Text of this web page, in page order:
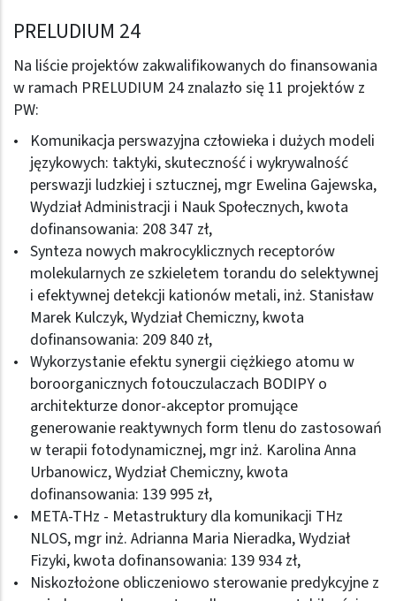
PRELUDIUM 24
Na liście projektów zakwalifikowanych do finansowania
w ramach PRELUDIUM 24 znalazło się 11 projektów z
PW:
Komunikacja perswazyjna człowieka i dużych modeli
językowych: taktyki, skuteczność i wykrywalność
perswazji ludzkiej i sztucznej, mgr Ewelina Gajewska,
Wydział Administracji i Nauk Społecznych, kwota
dofinansowania: 208 347 zł,
Synteza nowych makrocyklicznych receptorów
molekularnych ze szkieletem torandu do selektywnej
i efektywnej detekcji kationów metali, inż. Stanisław
Marek Kulczyk, Wydział Chemiczny, kwota
dofinansowania: 209 840 zł,
Wykorzystanie efektu synergii ciężkiego atomu w
boroorganicznych fotouczulaczach BODIPY o
architekturze donor-akceptor promujące
generowanie reaktywnych form tlenu do zastosowań
w terapii fotodynamicznej, mgr inż. Karolina Anna
Urbanowicz, Wydział Chemiczny, kwota
dofinansowania: 139 995 zł,
META-THz - Metastruktury dla komunikacji THz
NLOS, mgr inż. Adrianna Maria Nieradka, Wydział
Fizyki, kwota dofinansowania: 139 934 zł,
Niskozłożone obliczeniowo sterowanie predykcyjne z